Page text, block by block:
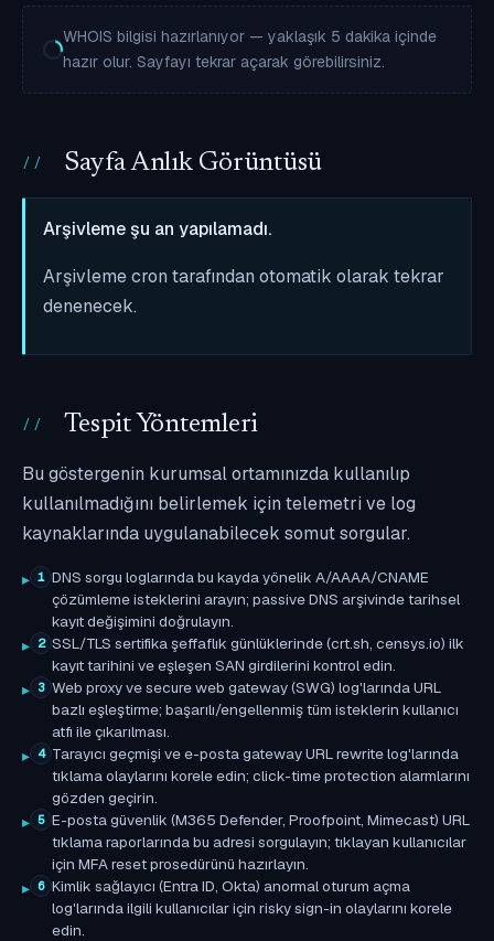
WHOIS bilgisi hazırlanıyor — yaklaşık 5 dakika içinde
hazır olur. Sayfayı tekrar açarak görebilirsiniz.
Sayfa Anlık Görüntüsü
Arşivleme şu an yapılamadı.
Arşivleme cron tarafından otomatik olarak tekrar
denenecek.
Tespit Yöntemleri
Bu göstergenin kurumsal ortamınızda kullanılıp
kullanılmadığını belirlemek için telemetri ve log
kaynaklarında uygulanabilecek somut sorgular.
1 DNS sorgu loglarında bu kayda yönelik A/AAAA/CNAME
çözümleme isteklerini arayın; passive DNS arşivinde tarihsel
kayıt değişimini doğrulayın.
2 SSL/TLS sertifika şeffaflık günlüklerinde (crt.sh, censys.io) ilk
kayıt tarihini ve eşleşen SAN girdilerini kontrol edin.
3 Web proxy ve secure web gateway (SWG) log'larında URL
bazlı eşleştirme; başarılı/engellenmiş tüm isteklerin kullanıcı
atfı ile çıkarılması.
4 Tarayıcı geçmişi ve e-posta gateway URL rewrite log'larında
tıklama olaylarını korele edin; click-time protection alarmlarını
gözden geçirin.
5 E-posta güvenlik (M365 Defender, Proofpoint, Mimecast) URL
tıklama raporlarında bu adresi sorgulayın; tıklayan kullanıcılar
için MFA reset prosedürünü hazırlayın.
6 Kimlik sağlayıcı (Entra ID, Okta) anormal oturum açma
log'larında ilgili kullanıcılar için risky sign-in olaylarını korele
edin.